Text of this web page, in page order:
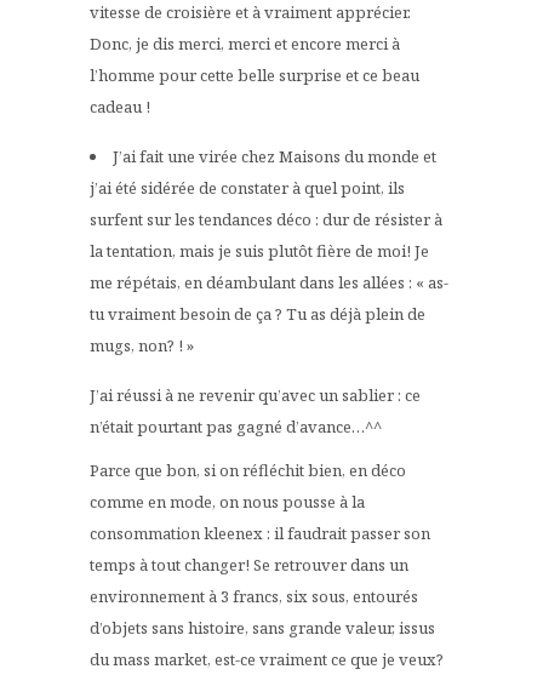
vitesse de croisière et à vraiment apprécier.
Donc, je dis merci, merci et encore merci à
l’homme pour cette belle surprise et ce beau
cadeau !
J’ai fait une virée chez Maisons du monde et
j’ai été sidérée de constater à quel point, ils
surfent sur les tendances déco : dur de résister à
la tentation, mais je suis plutôt fière de moi! Je
me répétais, en déambulant dans les allées : « as-
tu vraiment besoin de ça ? Tu as déjà plein de
mugs, non? ! »
J’ai réussi à ne revenir qu’avec un sablier : ce
n’était pourtant pas gagné d’avance…^^
Parce que bon, si on réfléchit bien, en déco
comme en mode, on nous pousse à la
consommation kleenex : il faudrait passer son
temps à tout changer! Se retrouver dans un
environnement à 3 francs, six sous, entourés
d’objets sans histoire, sans grande valeur, issus
du mass market, est-ce vraiment ce que je veux?